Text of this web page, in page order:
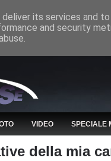
VIDEO SPECIALE
della mia
its services and
and security